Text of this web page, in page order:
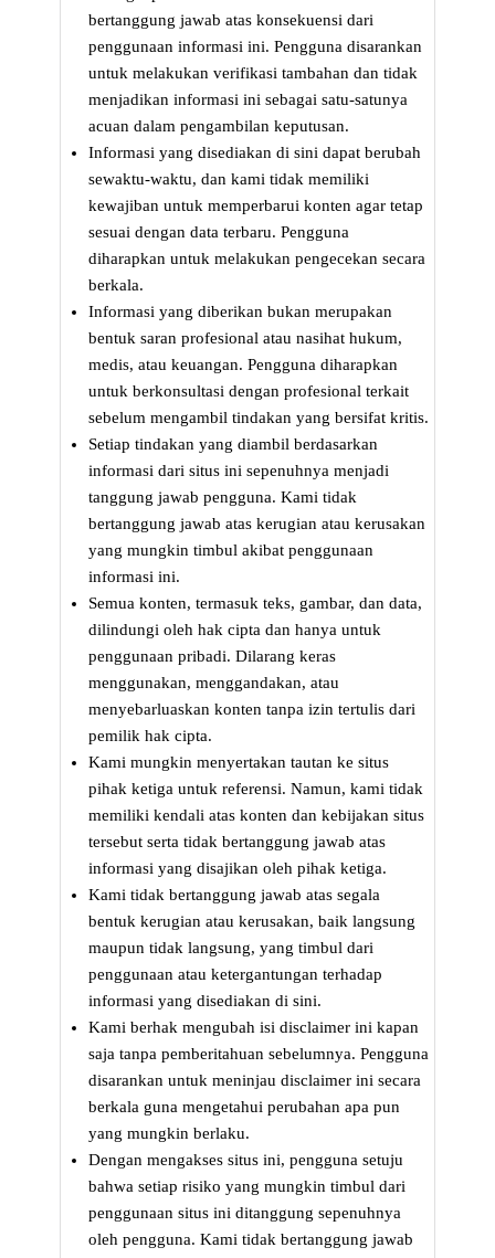
bertanggung jawab atas konsekuensi dari
penggunaan informasi ini. Pengguna disarankan
untuk melakukan verifikasi tambahan dan tidak
menjadikan informasi ini sebagai satu-satunya
acuan dalam pengambilan keputusan.
Informasi yang disediakan di sini dapat berubah
sewaktu-waktu, dan kami tidak memiliki
kewajiban untuk memperbarui konten agar tetap
sesuai dengan data terbaru. Pengguna
diharapkan untuk melakukan pengecekan secara
berkala.
Informasi yang diberikan bukan merupakan
bentuk saran profesional atau nasihat hukum,
medis, atau keuangan. Pengguna diharapkan
untuk berkonsultasi dengan profesional terkait
sebelum mengambil tindakan yang bersifat kritis.
Setiap tindakan yang diambil berdasarkan
informasi dari situs ini sepenuhnya menjadi
tanggung jawab pengguna. Kami tidak
bertanggung jawab atas kerugian atau kerusakan
yang mungkin timbul akibat penggunaan
informasi ini.
Semua konten, termasuk teks, gambar, dan data,
dilindungi oleh hak cipta dan hanya untuk
penggunaan pribadi. Dilarang keras
menggunakan, menggandakan, atau
menyebarluaskan konten tanpa izin tertulis dari
pemilik hak cipta.
Kami mungkin menyertakan tautan ke situs
pihak ketiga untuk referensi. Namun, kami tidak
memiliki kendali atas konten dan kebijakan situs
tersebut serta tidak bertanggung jawab atas
informasi yang disajikan oleh pihak ketiga.
Kami tidak bertanggung jawab atas segala
bentuk kerugian atau kerusakan, baik langsung
maupun tidak langsung, yang timbul dari
penggunaan atau ketergantungan terhadap
informasi yang disediakan di sini.
Kami berhak mengubah isi disclaimer ini kapan
saja tanpa pemberitahuan sebelumnya. Pengguna
disarankan untuk meninjau disclaimer ini secara
berkala guna mengetahui perubahan apa pun
yang mungkin berlaku.
Dengan mengakses situs ini, pengguna setuju
bahwa setiap risiko yang mungkin timbul dari
penggunaan situs ini ditanggung sepenuhnya
oleh pengguna. Kami tidak bertanggung jawab